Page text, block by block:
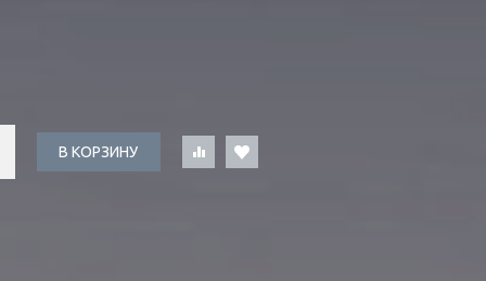
В КОРЗИНУ